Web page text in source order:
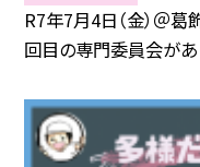
R7年7月4日（金）＠
回目の専門委員会があ